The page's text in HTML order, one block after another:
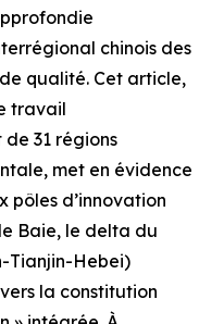
chinois des
qualité. Cet article,
travail
31 régions
met en évidence
pôles d’innovation
Baie, le delta du
Tianjin-Hebei)
la constitution